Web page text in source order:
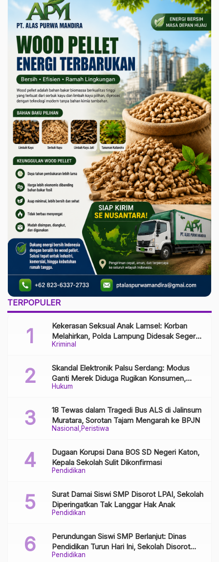
TERPOPULER
Kriminal
Kekerasan Seksual Anak Lamsel: Korban
Melahirkan, Polda Lampung Didesak Segera
Tangkap Pelaku
Hukum
Skandal Elektronik Palsu Serdang: Modus
Ganti Merek Diduga Rugikan Konsumen,
Aparat Diminta Bongkar Jaringan Distribusi
Nasional Peristiwa
18 Tewas dalam Tragedi Bus ALS di Jalinsum
Muratara, Sorotan Tajam Mengarah ke BPJN
Pendidikan
Dugaan Korupsi Dana BOS SD Negeri Katon,
Kepala Sekolah Sulit Dikonfirmasi
Pendidikan
Surat Damai Siswi SMP Disorot LPAI, Sekolah
Diperingatkan Tak Langgar Hak Anak
Pendidikan
Perundungan Siswi SMP Berlanjut: Dinas
Pendidikan Turun Hari Ini, Sekolah Disorot
Minim Respons